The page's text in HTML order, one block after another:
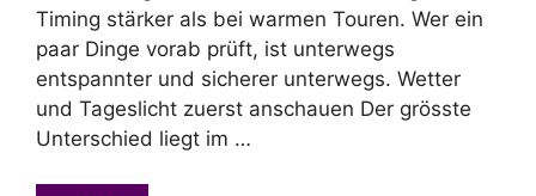
Timing stärker als bei warmen Touren. Wer ein
paar Dinge vorab prüft, ist unterwegs
entspannter und sicherer unterwegs. Wetter
und Tageslicht zuerst anschauen Der grösste
Unterschied liegt im …